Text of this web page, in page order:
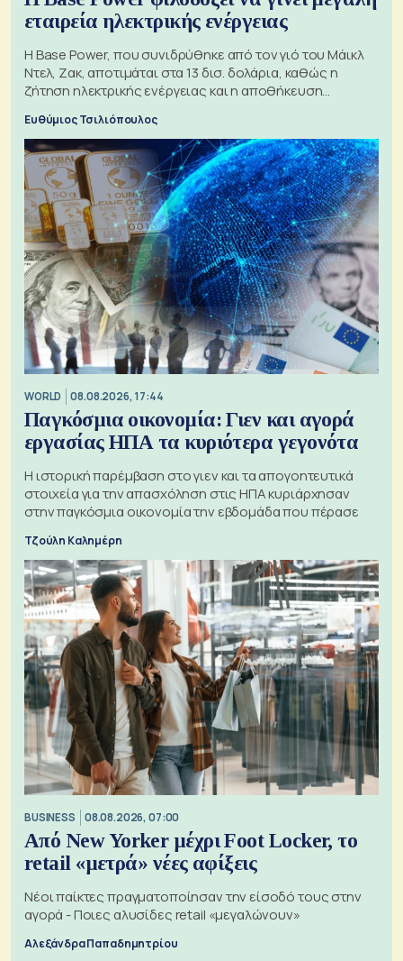
εταιρεία ηλεκτρικής ενέργειας
Η Base Power, που συνιδρύθηκε από τον γιό του Μάικλ
Ντελ, Ζακ, αποτιμάται στα 13 δισ. δολάρια, καθώς η
ζήτηση ηλεκτρικής ενέργειας και η αποθήκευση
Ευθύμιος Τσιλιόπουλος
WORLD 08.08.2026, 17:44
Παγκόσμια οικονομία: Γιεν και αγορά
εργασίας ΗΠΑ τα κυριότερα γεγονότα
Η ιστορική παρέμβαση στο γιεν και τα απογοητευτικά
στοιχεία για την απασχόληση στις ΗΠΑ κυριάρχησαν
στην παγκόσμια οικονομία την εβδομάδα που πέρασε
Τζούλη Καλημέρη
BUSINESS 08.08.2026, 07:00
Από New Yorker μέχρι Foot Locker, το
retail «μετρά» νέες αφίξεις
Νέοι παίκτες πραγματοποίησαν την είσοδό τους στην
αγορά - Ποιες αλυσίδες retail «μεγαλώνουν»
Αλεξάνδρα Παπαδημητρίου